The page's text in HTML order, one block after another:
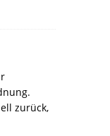
zurück,